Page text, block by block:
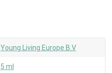
Young Living Europe B.V
5 ml